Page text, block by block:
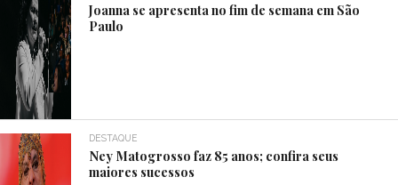
Joanna se apresenta no fim de semana em São
Paulo
DESTAQUE
Ney Matogrosso faz 85 anos; confira seus
maiores sucessos